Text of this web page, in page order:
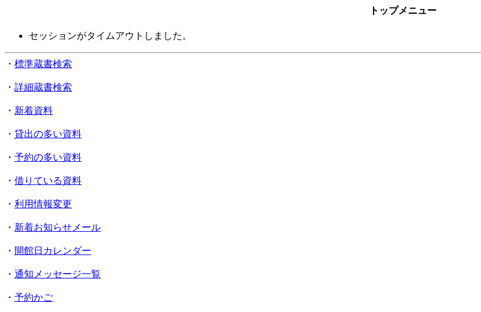
トップメニュー
セッションがタイムアウトしました。
・ 標準蔵書検索
・ 詳細蔵書検索
・ 新着資料
・ 貸出の多い資料
・ 予約の多い資料
・ 借りている資料
・ 利用情報変更
・ 新着お知らせメール
・ 開館日カレンダー
・ 通知メッセージ一覧
・ 予約かご